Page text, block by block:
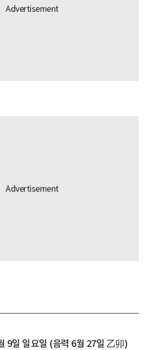
9일 일요일 (음력 6월 27일 乙卯)